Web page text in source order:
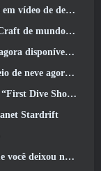
desenvolvimento
ser uma coisa real
no NosTale
lançamento da versão 1.5
Dive Show”
Stardrift
tem uma solução para isso